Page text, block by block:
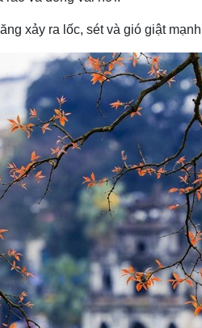
xảy ra lốc, sét và gió giật